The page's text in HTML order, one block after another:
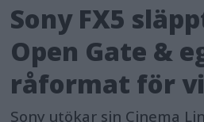
Sony FX5
Open Gate &
råformat för
Sony utökar sin Cinema